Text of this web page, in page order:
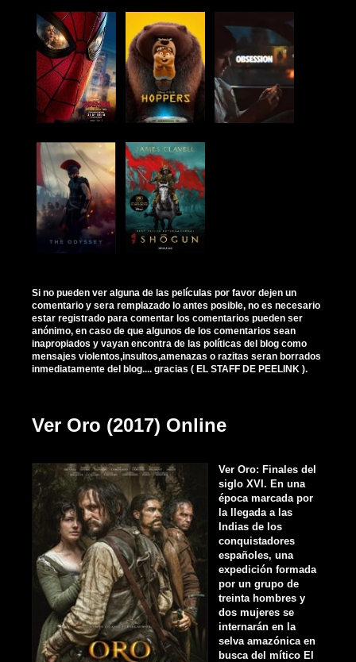
Si no pueden ver alguna de las películas por favor dejen un
comentario y sera remplazado lo antes posible, no es necesario
estar registrado para comentar los comentarios pueden ser
anónimo, en caso de que algunos de los comentarios sean
inapropiados y vayan encontra de las políticas del blog como
mensajes violentos,insultos,amenazas o razitas seran borrados
inmediatamente del blog.... gracias ( EL STAFF DE PEELINK ).
Ver Oro (2017) Online
Ver Oro: Finales del
siglo XVI. En una
época marcada por
la llegada a las
Indias de los
conquistadores
españoles, una
expedición formada
por un grupo de
treinta hombres y
dos mujeres se
internarán en la
selva amazónica en
busca del mítico El